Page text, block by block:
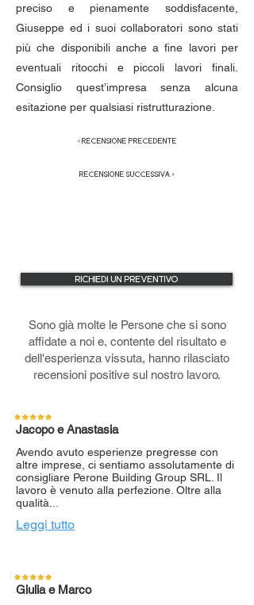
preciso e pienamente soddisfacente,
Giuseppe ed i suoi collaboratori sono stati
più che disponibili anche a fine lavori per
eventuali ritocchi e piccoli lavori finali.
Consiglio quest’impresa senza alcuna
esitazione per qualsiasi ristrutturazione.
< RECENSIONE PRECEDENTE
RECENSIONE SUCCESSIVA >
RICHIEDI UN PREVENTIVO
Sono già molte le Persone che si sono
affidate a noi e, contente del risultato e
dell'esperienza vissuta, hanno rilasciato
recensioni positive sul nostro lavoro.
Jacopo e Anastasia
Avendo avuto esperienze pregresse con
altre imprese, ci sentiamo assolutamente di
consigliare Perone Building Group SRL. Il
lavoro è venuto alla perfezione. Oltre alla
qualità...
Leggi tutto
Giulia e Marco